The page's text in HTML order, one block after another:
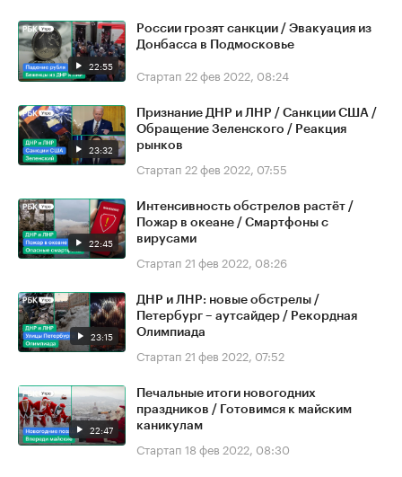
22:55
России грозят санкции / Эвакуация из
Донбасса в Подмосковье
Стартап 22 фев 2022, 08:24
23:32
Признание ДНР и ЛНР / Санкции США /
Обращение Зеленского / Реакция
рынков
Стартап 22 фев 2022, 07:55
22:45
Интенсивность обстрелов растёт /
Пожар в океане / Смартфоны с
вирусами
Стартап 21 фев 2022, 08:26
23:15
ДНР и ЛНР: новые обстрелы /
Петербург – аутсайдер / Рекордная
Олимпиада
Стартап 21 фев 2022, 07:52
22:47
Печальные итоги новогодних
праздников / Готовимся к майским
каникулам
Стартап 18 фев 2022, 08:30